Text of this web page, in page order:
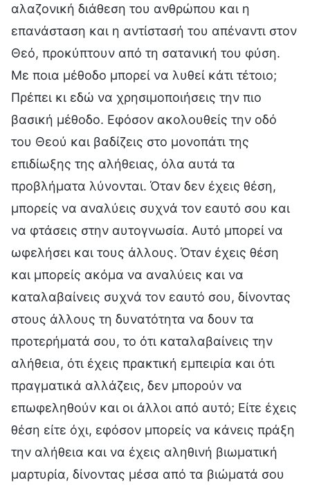
αλαζονική διάθεση του ανθρώπου και η
επανάσταση και η αντίστασή του απέναντι στον
Θεό, προκύπτουν από τη σατανική του φύση.
Με ποια μέθοδο μπορεί να λυθεί κάτι τέτοιο;
Πρέπει κι εδώ να χρησιμοποιήσεις την πιο
βασική μέθοδο. Εφόσον ακολουθείς την οδό
του Θεού και βαδίζεις στο μονοπάτι της
επιδίωξης της αλήθειας, όλα αυτά τα
προβλήματα λύνονται. Όταν δεν έχεις θέση,
μπορείς να αναλύεις συχνά τον εαυτό σου και
να φτάσεις στην αυτογνωσία. Αυτό μπορεί να
ωφελήσει και τους άλλους. Όταν έχεις θέση
και μπορείς ακόμα να αναλύεις και να
καταλαβαίνεις συχνά τον εαυτό σου, δίνοντας
στους άλλους τη δυνατότητα να δουν τα
προτερήματά σου, το ότι καταλαβαίνεις την
αλήθεια, ότι έχεις πρακτική εμπειρία και ότι
πραγματικά αλλάζεις, δεν μπορούν να
επωφεληθούν και οι άλλοι από αυτό; Είτε έχεις
θέση είτε όχι, εφόσον μπορείς να κάνεις πράξη
την αλήθεια και να έχεις αληθινή βιωματική
μαρτυρία, δίνοντας μέσα από τα βιώματά σου